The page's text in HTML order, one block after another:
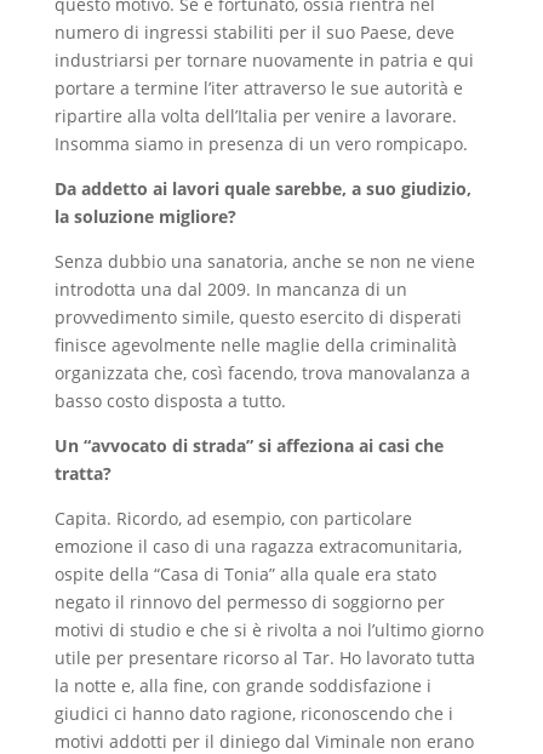
numero di ingressi stabiliti per il suo Paese, deve
industriarsi per tornare nuovamente in patria e qui
portare a termine l’iter attraverso le sue autorità e
ripartire alla volta dell’Italia per venire a lavorare.
Insomma siamo in presenza di un vero rompicapo.
Da addetto ai lavori quale sarebbe, a suo giudizio,
la soluzione migliore?
Senza dubbio una sanatoria, anche se non ne viene
introdotta una dal 2009. In mancanza di un
provvedimento simile, questo esercito di disperati
finisce agevolmente nelle maglie della criminalità
organizzata che, così facendo, trova manovalanza a
basso costo disposta a tutto.
Un “avvocato di strada” si affeziona ai casi che
tratta?
Capita. Ricordo, ad esempio, con particolare
emozione il caso di una ragazza extracomunitaria,
ospite della “Casa di Tonia” alla quale era stato
negato il rinnovo del permesso di soggiorno per
motivi di studio e che si è rivolta a noi l’ultimo giorno
utile per presentare ricorso al Tar. Ho lavorato tutta
la notte e, alla fine, con grande soddisfazione i
giudici ci hanno dato ragione, riconoscendo che i
motivi addotti per il diniego dal Viminale non erano